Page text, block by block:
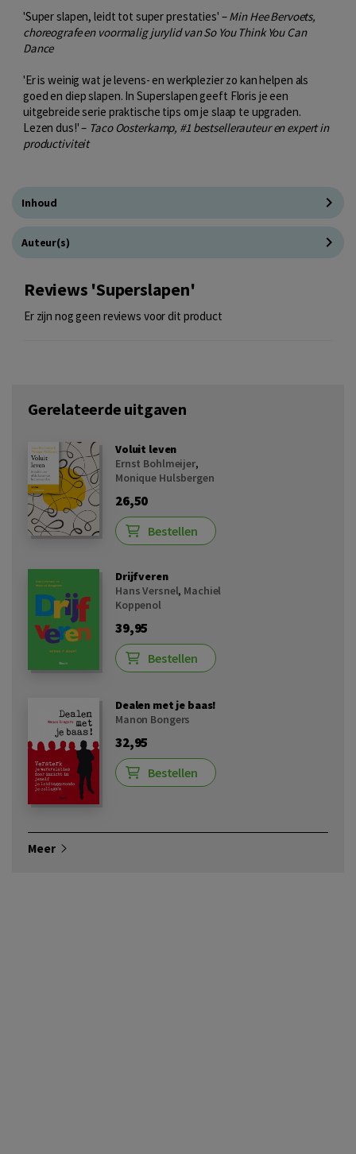
'Super slapen, leidt tot super prestaties' –Min Hee Bervoets,
choreografe en voormalig jurylid van So You Think You Can
Dance
'Er is weinig wat je levens- en werkplezier zo kan helpen als
goed en diep slapen. In Superslapen geeft Floris je een
uitgebreide serie praktische tips om je slaap te upgraden.
Lezen dus!' – Taco Oosterkamp, #1 bestsellerauteur en expert in
productiviteit
Inhoud
Auteur(s)
Reviews 'Superslapen'
Er zijn nog geen reviews voor dit product
Gerelateerde uitgaven
Voluit leven
Ernst Bohlmeijer,
Monique Hulsbergen
26,50
Bestellen
Drijfveren
Hans Versnel, Machiel
Koppenol
39,95
Bestellen
Dealen met je baas!
Manon Bongers
32,95
Bestellen
Meer